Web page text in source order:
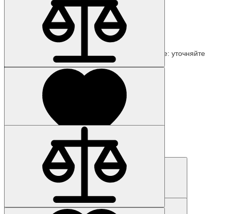
Наличие: уточняйте
Код товара: 2763-01
Наличие: уточняйте
Код товара: 7739-01
6ES7648-3AJ00-0XA0